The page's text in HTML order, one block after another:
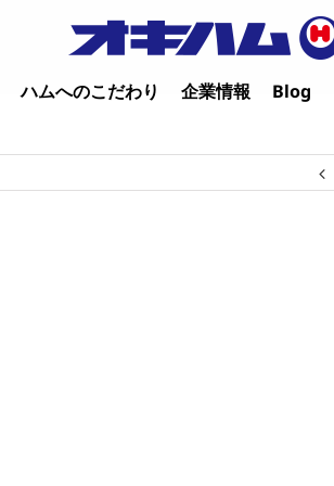
ハムへのこだわり 企業情報 Blog